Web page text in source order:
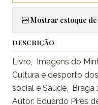
Mostrar estoque de
DESCRIÇÃO
Livro, Imagens do
Cultura e desporto
social e Saúde, Braga
Autor: Eduardo Pires